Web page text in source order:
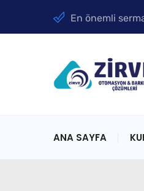
En önemli
ANA SAYFA